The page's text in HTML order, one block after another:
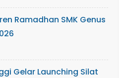
Ramadhan SMK Genus
Gelar Launching Silat